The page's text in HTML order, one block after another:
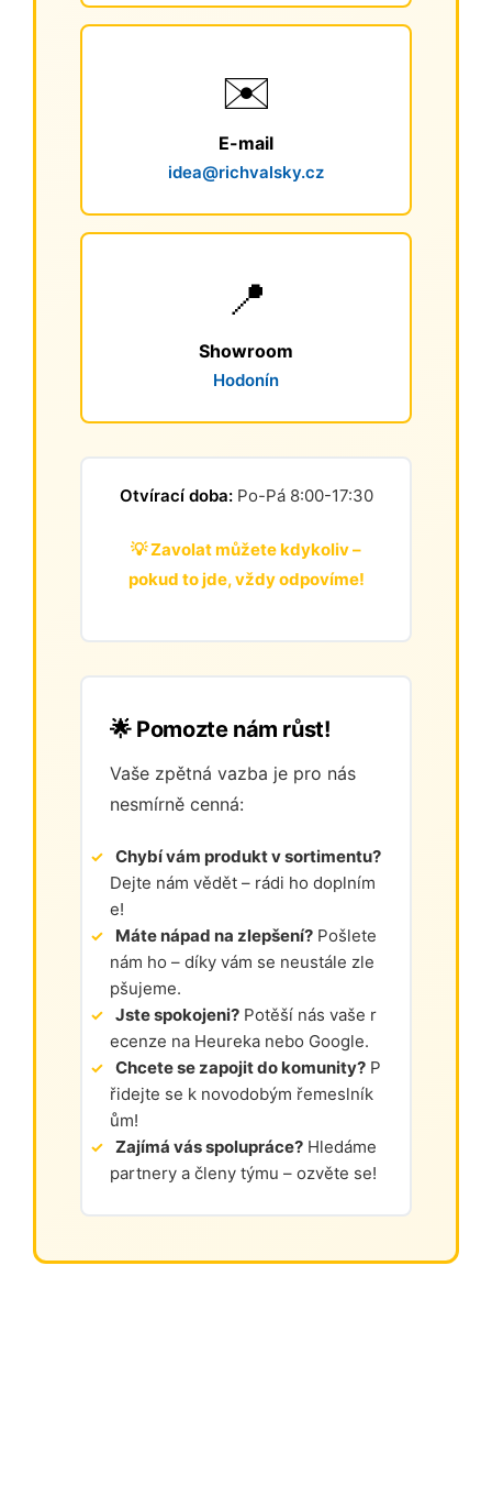
✉️
E-mail
idea@richvalsky.cz
📍
Showroom
Hodonín
Otvírací doba:Po-Pá 8:00-17:30
💡 Zavolat můžete kdykoliv –
pokud to jde, vždy odpovíme!
🌟 Pomozte nám růst!
Vaše zpětná vazba je pro nás
nesmírně cenná:
Chybí vám produkt v sortimentu?
Dejte nám vědět – rádi ho doplním
e!
Máte nápad na zlepšení? Pošlete
nám ho – díky vám se neustále zle
pšujeme.
Jste spokojeni? Potěší nás vaše r
ecenze na Heureka nebo Google.
Chcete se zapojit do komunity? P
řidejte se k novodobým řemeslník
ům!
Zajímá vás spolupráce? Hledáme
partnery a členy týmu – ozvěte se!